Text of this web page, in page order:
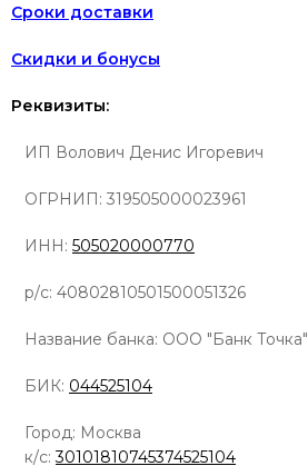
Сроки доставки
Скидки и бонусы
Реквизиты:
ИП Волович Денис Игоревич
ОГРНИП: 319505000023961
ИНН: 505020000770
р/с: 40802810501500051326
Название банка: ООО "Банк Точка"
БИК: 044525104
Город: Москва
к/с:30101810745374525104